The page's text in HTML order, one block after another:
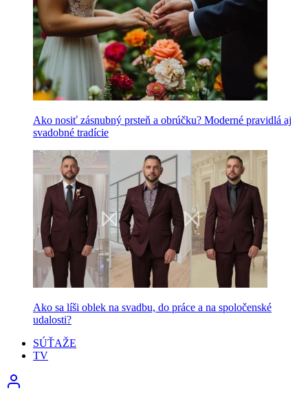
Ako nosiť zásnubný prsteň a obrúčku? Moderné pravidlá aj
svadobné tradície
Ako sa líši oblek na svadbu, do práce a na spoločenské
udalosti?
SÚŤAŽE
TV